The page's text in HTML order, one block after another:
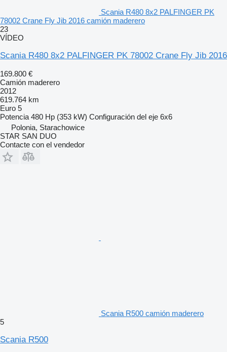
Scania R480 8x2 PALFINGER PK
78002 Crane Fly Jib 2016 camión maderero
23
VÍDEO
Scania R480 8x2 PALFINGER PK 78002 Crane Fly Jib 2016
169.800 €
Camión maderero
2012
619.764 km
Euro 5
Potencia 480 Hp (353 kW) Configuración del eje 6x6
Polonia, Starachowice
STAR SAN DUO
Contacte con el vendedor
Scania R500 camión maderero
5
Scania R500